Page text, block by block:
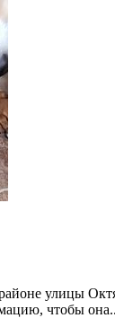
улицы
чтобы она..